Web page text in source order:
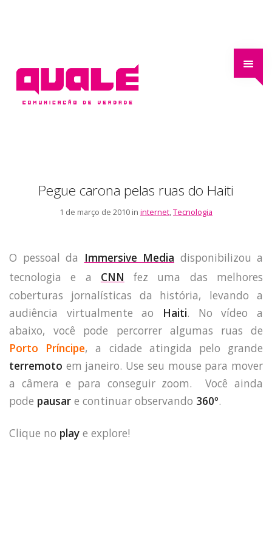
Pegue carona pelas ruas do Haiti
1 de março de 2010 in internet,Tecnologia
O pessoal da Immersive Media disponibilizou a
tecnologia e a CNN fez uma das melhores
coberturas jornalísticas da história, levando a
audiência virtualmente ao Haiti. No vídeo a
abaixo, você pode percorrer algumas ruas de
Porto Príncipe, a cidade atingida pelo grande
terremoto em janeiro. Use seu mouse para mover
a câmera e para conseguir zoom. Você ainda
pode pausar e continuar observando 360º.
Clique no play e explore!